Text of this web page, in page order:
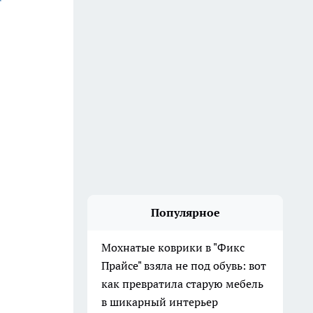
Популярное
Мохнатые коврики в "Фикс
Прайсе" взяла не под обувь: вот
как превратила старую мебель
в шикарный интерьер